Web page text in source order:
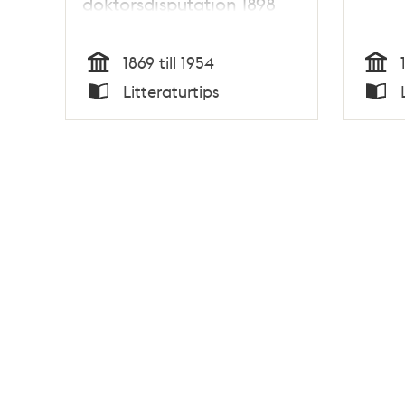
Tid
1869 till 1954
Typ
Litteraturtips Tid
Typ